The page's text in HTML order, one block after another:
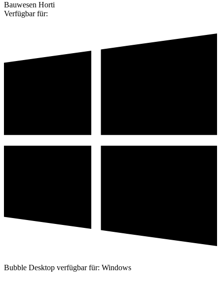
Bauwesen Horti
Verfügbar für:
Bubble Desktop verfügbar für: Windows